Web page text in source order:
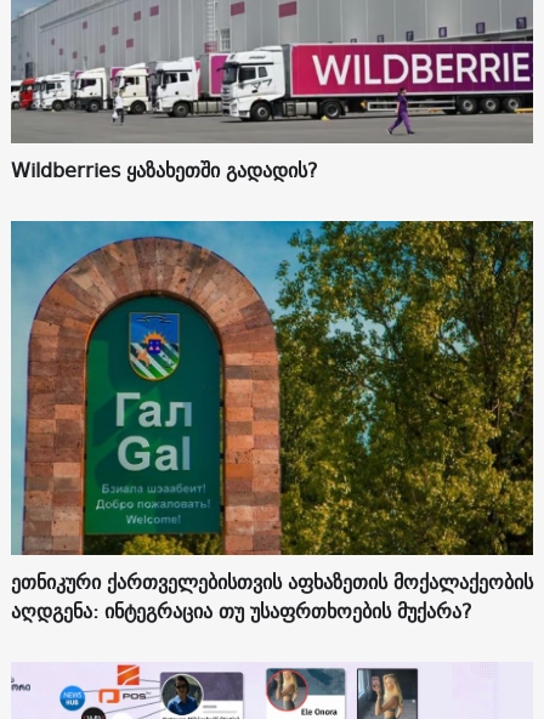
Wildberries ყაზახეთში გადადის?
ეთნიკური ქართველებისთვის აფხაზეთის მოქალაქეობის
აღდგენა: ინტეგრაცია თუ უსაფრთხოების მუქარა?